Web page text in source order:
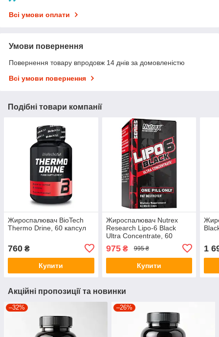
Всі умови оплати
Умови повернення
Повернення товару впродовж 14 днів за домовленістю
Всі умови повернення
Подібні товари компанії
Жироспалювач BioTech
Thermo Drine, 60 капсул
760 ₴
Купити
Жироспалювач Nutrex
Research Lipo-6 Black
Ultra Concentrate, 60
975₴ 995 ₴
Купити
1
Акційні пропозиції та новинки
–32% –26%